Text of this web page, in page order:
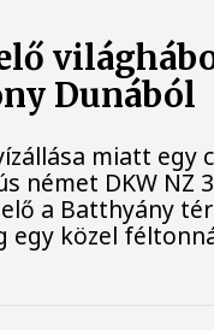
Dunából
miatt egy
német DKW NZ
a Batthyány
egy közel